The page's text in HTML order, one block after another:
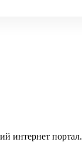
интернет портал.